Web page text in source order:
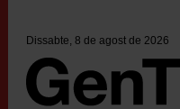
Dissabte, 8 de agost de 2026